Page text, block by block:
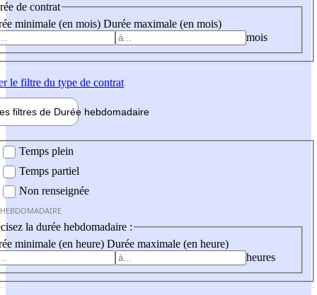
de contrat
minimale (en mois) Durée maximale (en mois)
mois
le filtre du type de contrat
filtres de Durée hebdomadaire
Temps plein
Temps partiel
Non renseignée
la durée hebdomadaire :
minimale (en heure) Durée maximale (en heure)
heures